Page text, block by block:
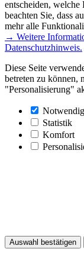
entscheiden, welche
beachten Sie, dass
mehr alle
→ Weitere
Datenschutzhinweis.
Diese Seite
betreten zu können,
"Personalisierung"
Notwendig
Statistik
Komfort
Auswahl bestätigen